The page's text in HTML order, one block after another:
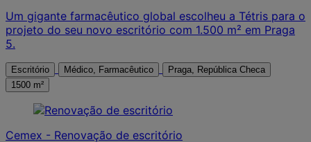
Um gigante farmacêutico global escolheu a Tétris para o
projeto do seu novo escritório com 1.500 m² em Praga
5.
Escritório Médico, Farmacêutico
Praga, República Checa
1500 m²
Cemex - Renovação de escritório